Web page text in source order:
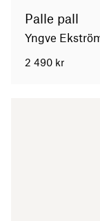
Palle pall
Yngve
2 490 kr